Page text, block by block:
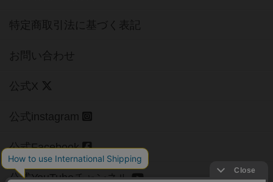
特定商取引法に基づく表記
お問い合わせ
公式X
公式instagram
公式Facebook
公式YouTubeチャンネル